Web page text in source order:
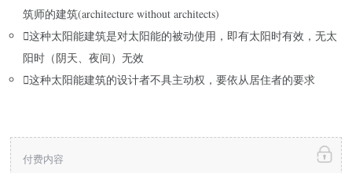
筑师的建筑(architecture without architects)
这种太阳能建筑是对太阳能的被动使用，即有太阳时有效，无太
阳时（阴天、夜间）无效
这种太阳能建筑的设计者不具主动权，要依从居住者的要求
付费内容